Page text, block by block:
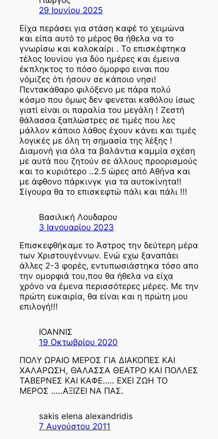
29 Ιουνίου 2025
Είχα περάσει για στάση καφέ το χειμώνα
και είπα αυτό το μέρος θα ήθελα να το
γνωρίσω και καλοκαίρι . Το επισκέφτηκα
τέλος Ιουνίου για δύο ημέρες και έμεινα
έκπληκτος το πόσο όμορφο ειναι που
νόμιζες ότι ήσουν σε κάποιο νησι!
Πεντακάθαρο φιλόξενο με πάρα πολύ
κόσμο που όμως δεν φενεται καθόλου ίσως
γιατί είναι οι παραλία του μεγάλη ! Ζεστή
θάλασσα ξαπλώστρες σε τιμές που λες
μάλλον κάποιο λάθος έχουν κάνει και τιμές
λογικές με όλη τη σημασία της λέξης !
Διαμονή για όλα τα βαλάντια καμμία σχέση
με αυτά που ζητούν σε άλλους προορισμούς
και το κυριότερο ..2.5 ώρες από Αθήνα και
με άφθονο πάρκινγκ για τα αυτοκίνητα!!
Σίγουρα θα το επισκεφτώ πάλι και πάλι !!!
Βασιλική Λουδαρου
3 Ιανουαρίου 2023
Επισκεφθήκαμε το Άστρος την δεύτερη μέρα
των Χριστουγέννων. Ενώ εχω ξαναπάει
άλλες 2-3 φορές, εντυπωσιάστηκα τόσο απο
την ομορφιά του,που θα ήθελα να είχα
χρόνο να έμενα περισσότερες μέρες. Με την
πρώτη ευκαιρία, θα είναι και η πρώτη μου
επιλογή!!!
ΙΟΑΝΝΙΣ
19 Οκτωβρίου 2020
ΠΟΛΥ ΩΡΑΙΟ ΜΕΡΟΣ ΓΙΑ ΔΙΑΚΟΠΕΣ ΚΑΙ
ΧΑΛΑΡΩΣΗ, ΘΑΛΑΣΣΑ ΘΕΑΤΡΟ ΚΑΙ ΠΟΛΛΕΣ
ΤΑΒΕΡΝΕΣ ΚΑΙ ΚΑΦΕ….. ΕΧΕΙ ΖΩΗ ΤΟ
ΜΕΡΟΣ …..ΑΞΙΖΕΙ ΝΑ ΠΑΣ.
sakis elena alexandridis
7 Αυγούστου 2011